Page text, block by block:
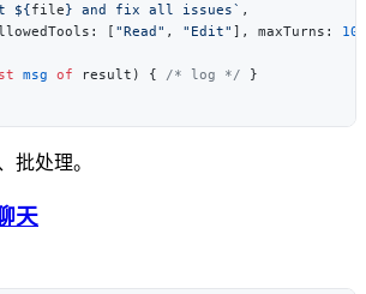
${file} and fix all issues`
[
"Read" , "Edit" ], maxTurns: 10
msg of result) { /* log */
批处理。
天